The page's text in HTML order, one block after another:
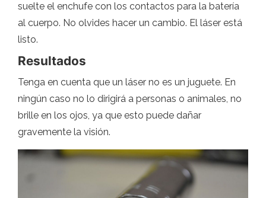
suelte el enchufe con los contactos para la batería
al cuerpo. No olvides hacer un cambio. El láser está
listo.
Resultados
Tenga en cuenta que un láser no es un juguete. En
ningún caso no lo dirigirá a personas o animales, no
brille en los ojos, ya que esto puede dañar
gravemente la visión.